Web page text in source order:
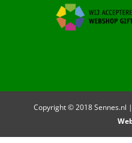
Copyright © 2018 Sennes.nl